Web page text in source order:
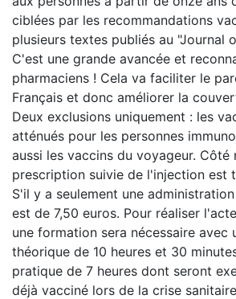
ciblées par les recommandations
plusieurs textes publiés au "Journal
C'est une grande avancée et
pharmaciens ! Cela va faciliter le
Français et donc améliorer la
Deux exclusions uniquement : les
atténués pour les personnes
aussi les vaccins du voyageur. Côté
prescription suivie de l'injection est
S'il y a seulement une
est de 7,50 euros. Pour réaliser
une formation sera nécessaire avec
théorique de 10 heures et 30
pratique de 7 heures dont seront
déjà vacciné lors de la crise